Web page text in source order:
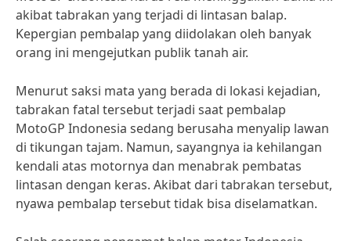
akibat tabrakan yang terjadi di lintasan balap.
Kepergian pembalap yang diidolakan oleh banyak
orang ini mengejutkan publik tanah air.
Menurut saksi mata yang berada di lokasi kejadian,
tabrakan fatal tersebut terjadi saat pembalap
MotoGP Indonesia sedang berusaha menyalip lawan
di tikungan tajam. Namun, sayangnya ia kehilangan
kendali atas motornya dan menabrak pembatas
lintasan dengan keras. Akibat dari tabrakan tersebut,
nyawa pembalap tersebut tidak bisa diselamatkan.